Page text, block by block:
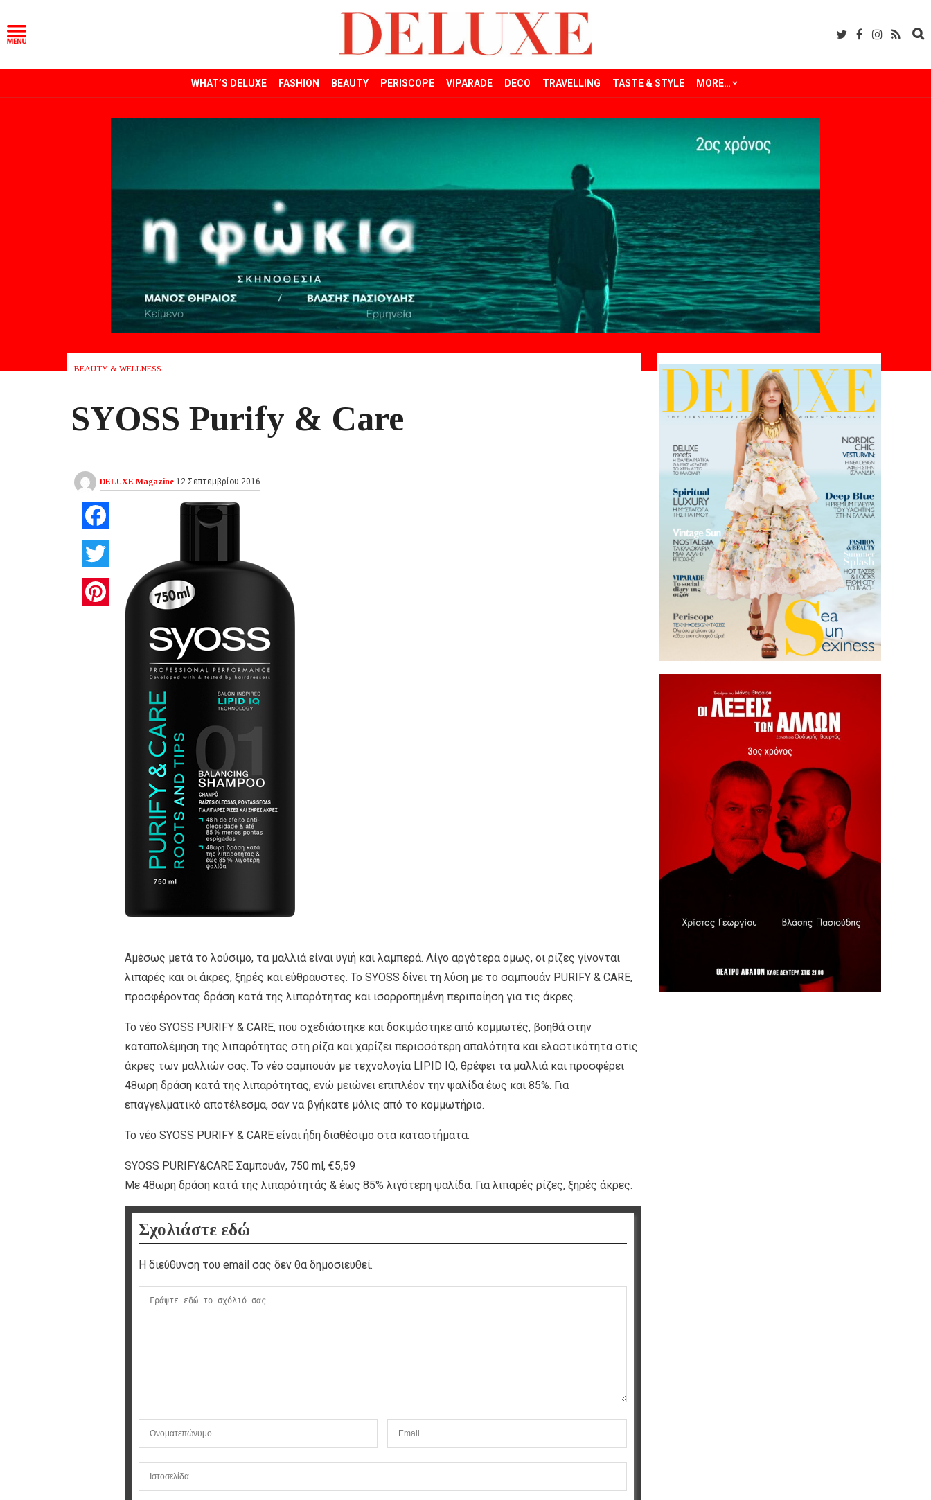
WHAT’S DELUXE FASHION BEAUTY PERISCOPE VIPARADE DECO TRAVELLING TASTE & STYLE MORE…
BEAUTY & WELLNESS
SYOSS Purify & Care
DELUXE Magazine 12 Σεπτεμβρίου 2016
Pinterest
Αμέσως μετά το λούσιμο, τα μαλλιά είναι υγιή και λαμπερά. Λίγο αργότερα όμως, οι ρίζες γίνονται
λιπαρές και οι άκρες, ξηρές και εύθραυστες. Το SYOSS δίνει τη λύση με το σαμπουάν PURIFY & CARE,
προσφέροντας δράση κατά της λιπαρότητας και ισορροπημένη περιποίηση για τις άκρες.
Το νέο SYOSS PURIFY & CARE, που σχεδιάστηκε και δοκιμάστηκε από κομμωτές, βοηθά στην
καταπολέμηση της λιπαρότητας στη ρίζα και χαρίζει περισσότερη απαλότητα και ελαστικότητα στις
άκρες των μαλλιών σας. Το νέο σαμπουάν με τεχνολογία LIPID IQ, θρέφει τα μαλλιά και προσφέρει
48ωρη δράση κατά της λιπαρότητας, ενώ μειώνει επιπλέον την ψαλίδα έως και 85%. Για
επαγγελματικό αποτέλεσμα, σαν να βγήκατε μόλις από το κομμωτήριο.
Το νέο SYOSS PURIFY & CARE είναι ήδη διαθέσιμο στα καταστήματα.
SYOSS PURIFY&CARE Σαμπουάν, 750 ml, €5,59
Με 48ωρη δράση κατά της λιπαρότητάς & έως 85% λιγότερη ψαλίδα. Για λιπαρές ρίζες, ξηρές άκρες.
Σχολιάστε εδώ
Η διεύθυνση του email σας δεν θα δημοσιευθεί.